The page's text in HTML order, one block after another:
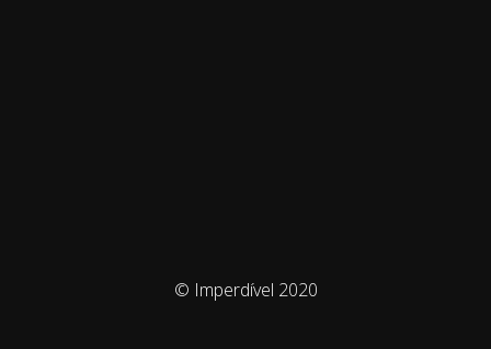
© Imperdível 2020